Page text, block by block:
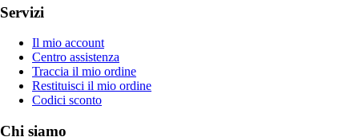
Servizi
Il mio account
Centro assistenza
Traccia il mio ordine
Restituisci il mio ordine
Codici sconto
Chi siamo